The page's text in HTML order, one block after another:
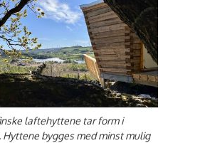
laftehyttene tar form i
Hyttene bygges med minst mulig